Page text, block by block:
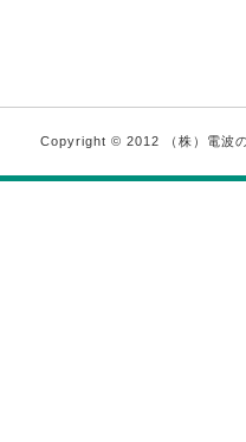
Copyright © 2012 （株）電波